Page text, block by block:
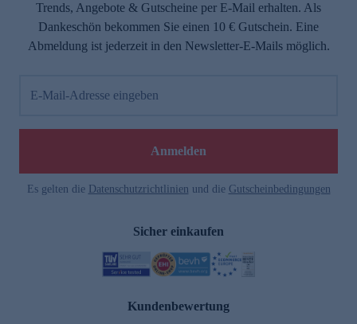
Trends, Angebote & Gutscheine per E-Mail erhalten. Als
Dankeschön bekommen Sie einen 10 € Gutschein. Eine
Abmeldung ist jederzeit in den Newsletter-E-Mails möglich.
E-Mail-Adresse eingeben
Anmelden
Es gelten die Datenschutzrichtlinien und die Gutscheinbedingungen
Sicher einkaufen
Kundenbewertung